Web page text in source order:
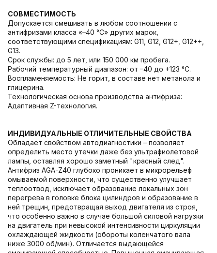
СОВМЕСТИМОСТЬ
Допускается смешивать в любом соотношении с
антифризами класса «–40 °С» других марок,
соответствующими спецификациям: G11, G12, G12+, G12++,
G13.
Срок службы: до 5 лет, или 150 000 км пробега.
Рабочий температурный диапазон: от –40 до +123 °C.
Воспламеняемость: Не горит, в составе нет метанола и
глицерина.
Технологическая основа производства антифриза:
Адаптивная Z-технология.
ИНДИВИДУАЛЬНЫЕ ОТЛИЧИТЕЛЬНЫЕ СВОЙСТВА
Обладает свойством автодиагностики – позволяет
определить место утечки даже без ультрафиолетовой
лампы, оставляя хорошо заметный "красный след".
Антифриз AGA-Z40 глубоко проникает в микрорельеф
омываемой поверхности, что существенно улучшает
теплоотвод, исключает образование локальных зон
перегрева в головке блока цилиндров и образование в
ней трещин, предотвращая выход двигателя из строя,
что особенно важно в случае большой силовой нагрузки
на двигатель при невысокой интенсивности циркуляции
охлаждающей жидкости (обороты коленчатого вала
ниже 3000 об/мин). Отличается выдающейся